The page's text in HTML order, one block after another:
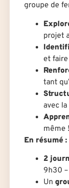
groupe de
projet
et
tant
avec
même
En résumé :
2
9h30
Un